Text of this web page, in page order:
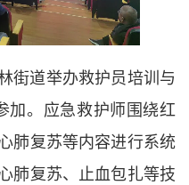
街道举办救护员培训与
加。应急救护师围绕红
肺复苏等内容进行系统
肺复苏、止血包扎等技